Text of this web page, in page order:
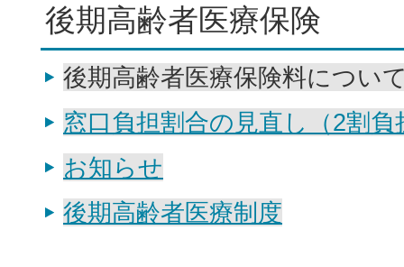
後期高齢者医療保険
後期高齢者医療保険料につい
窓口負担割合の見直し（2割
お知らせ
後期高齢者医療制度